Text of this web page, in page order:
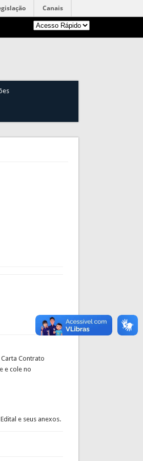
Canais
Contrato
e cole no
e seus anexos.